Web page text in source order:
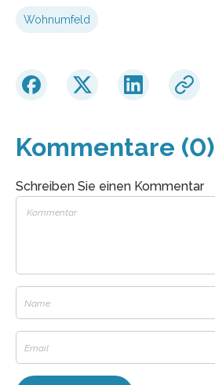
Wohnumfeld
Kommentare (0)
Schreiben Sie einen Kommentar